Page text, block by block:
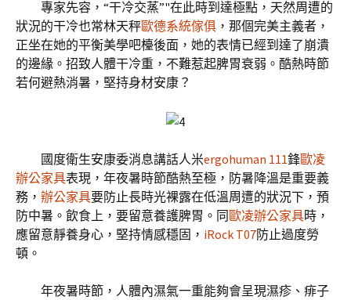
專家先容，“干冷交蒸”"在此時到達極點，天然周遭的
狀況的干冷也常林天秤歐德系統傢俱 ，那個完美主義者，
正坐在她的平衡美學吧檯後面，她的表情已經到達了崩潰
的邊緣。招致人體干冷重，不難惹起脾胃衰弱。酷熱時節
若何避熱消暑，堅持身材安康？
國度衛生安康委消息講話人米ergohuman 111鋒歐凌
辦公家具表現，年夜暑時節酷熱至極，防暑降溫是重要義
務， 辦公家具要防止長時光裸露在低溫周遭的狀況下，預
防中暑。飲食上，要留意養護脾胃。同歐凌辦公家具時，
應留意靜養身心，堅持情感穩固， iRock T07防止過度勞
頓。
年夜暑時節，人體內濕氣一重能夠會呈現濕疹、痱子